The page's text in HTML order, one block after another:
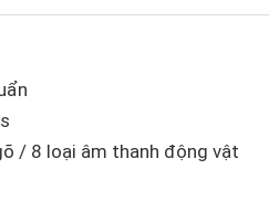
/ 8 loại âm thanh động vật